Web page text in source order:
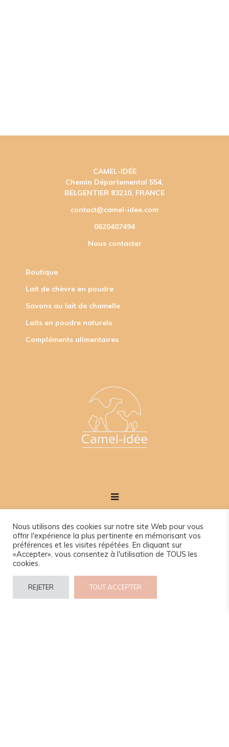
CAMEL-IDÉE
Chemin Départemental 554,
BELGENTIER 83210, FRANCE
contact@camel-idee.com
0620407494
Nous contacter
Boutique
Lait de chèvre en poudre
Savons au lait de chamelle
Laits en poudre naturels
Compléments alimentaires
Nous utilisons des cookies sur notre site Web pour vous
offrir l'expérience la plus pertinente en mémorisant vos
préférences et les visites répétées. En cliquant sur
«Accepter», vous consentez à l'utilisation de TOUS les
cookies.
REJETER TOUT ACCEPTER